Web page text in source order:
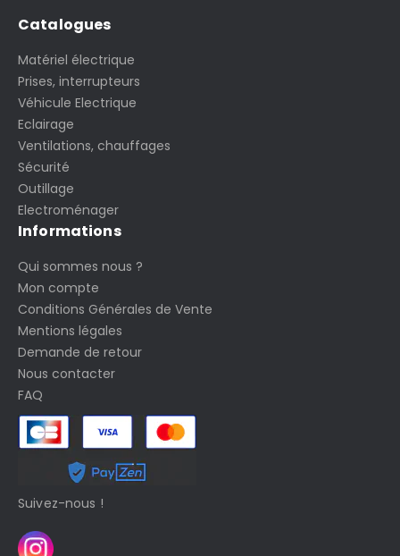
Catalogues
Matériel électrique
Prises, interrupteurs
Véhicule Electrique
Eclairage
Ventilations, chauffages
Sécurité
Outillage
Electroménager
Informations
Qui sommes nous ?
Mon compte
Conditions Générales de Vente
Mentions légales
Demande de retour
Nous contacter
FAQ
Suivez-nous !